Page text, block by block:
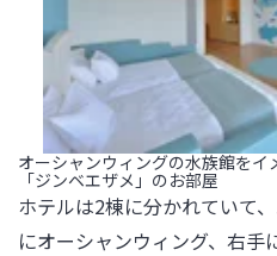
オーシャンウィングの水族館を
「ジンベエザメ」のお部屋
ホテルは2棟に分かれていて
にオーシャンウィング、右手